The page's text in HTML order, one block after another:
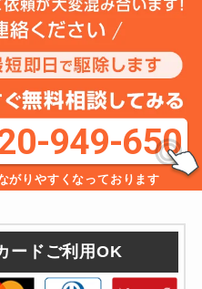
949-650
がりやすくなっております
ードご利用OK